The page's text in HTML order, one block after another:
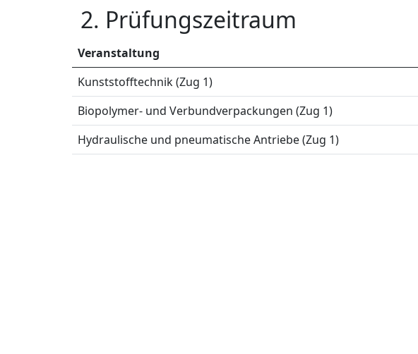
2. Prüfungszeitraum
Veranstaltung
Kunststofftechnik (Zug 1)
Biopolymer- und Verbundverpackungen (Zug 1)
Hydraulische und pneumatische Antriebe (Zug 1)